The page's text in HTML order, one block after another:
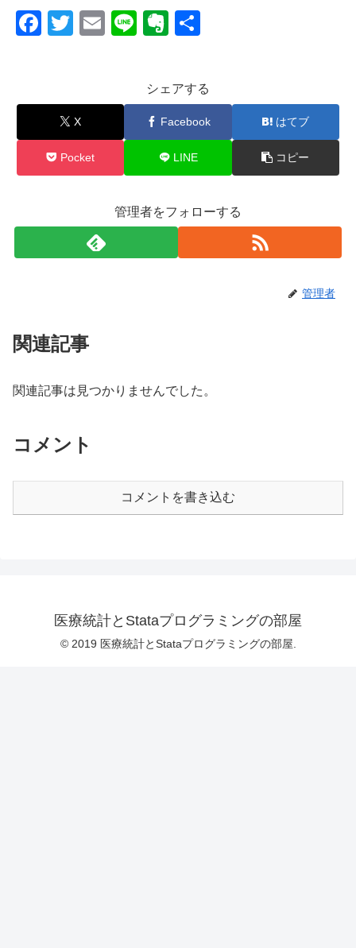
F
e
o
o
T
er
E
Li
E
n
ot
e
シェアする
X Facebook はてブ
Pocket LINE コピー
管理者をフォローする
管理者
関連記事
関連記事は見つかりませんでした。
コメント
コメントを書き込む
医療統計とStataプログラミングの部屋
© 2019 医療統計とStataプログラミングの部屋.